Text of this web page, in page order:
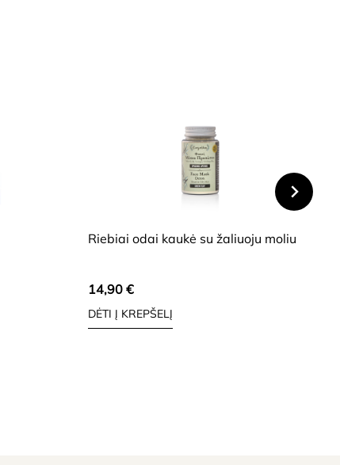
Riebiai odai kaukė su žaliuoju moliu
14,90 €
DĖTI Į KREPŠELĮ